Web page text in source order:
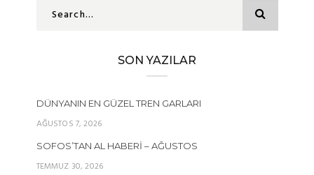
SON YAZILAR
DÜNYANIN EN GÜZEL TREN GARLARI
AĞUSTOS 7, 2026
SOFOS’TAN AL HABERI – AĞUSTOS
TEMMUZ 30, 2026